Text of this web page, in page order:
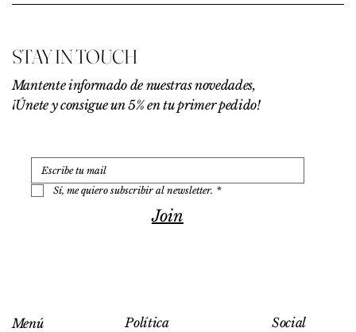
0
p
r
1
0
a
m
o
s
STAY IN TOUCH
Mantente informado de nuestras novedades,
¡Únete y consigue un 5% en tu primer pedido!
Sí, me quiero subscribir al newsletter. *
Join
Menú Política Social